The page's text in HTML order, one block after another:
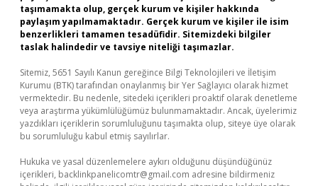
taşımamakta olup, gerçek kurum ve kişiler hakkında
paylaşım yapılmamaktadır. Gerçek kurum ve kişiler ile isim
benzerlikleri tamamen tesadüfidir. Sitemizdeki bilgiler
taslak halindedir ve tavsiye niteliği taşımazlar.
Sitemiz, 5651 Sayılı Kanun gereğince Bilgi Teknolojileri ve İletişim
Kurumu (BTK) tarafından onaylanmış bir Yer Sağlayıcı olarak hizmet
vermektedir. Bu nedenle, sitedeki içerikleri proaktif olarak denetleme
veya araştırma yükümlülüğümüz bulunmamaktadır. Ancak, üyelerimiz
yazdıkları içeriklerin sorumluluğunu taşımakta olup, siteye üye olarak
bu sorumluluğu kabul etmiş sayılırlar.
Hukuka ve yasal düzenlemelere aykırı olduğunu düşündüğünüz
içerikleri, backlinkpanelicomtr@gmail.com adresine bildirmeniz